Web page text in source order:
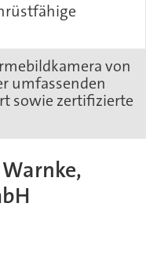
von
umfassenden
sowie zertifizierte